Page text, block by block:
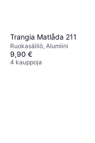
Trangia Matlåda 211
Ruokasäiliö, Alumiini
9,90 €
4 kauppoja